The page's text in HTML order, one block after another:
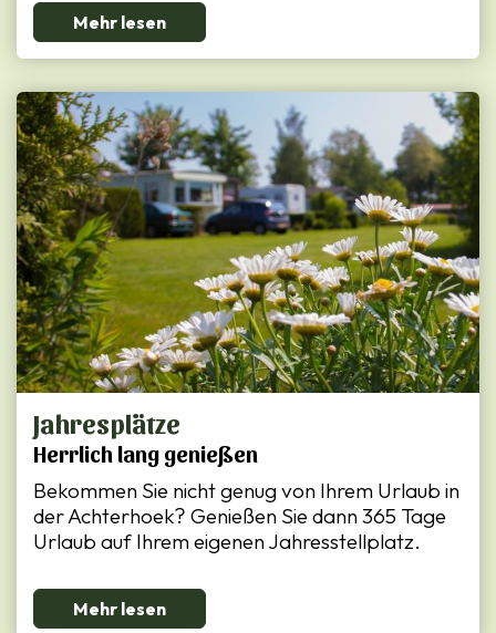
Mehr lesen
Jahresplätze
Herrlich lang genießen
Bekommen Sie nicht genug von Ihrem Urlaub in
der Achterhoek? Genießen Sie dann 365 Tage
Urlaub auf Ihrem eigenen Jahresstellplatz.
Mehr lesen